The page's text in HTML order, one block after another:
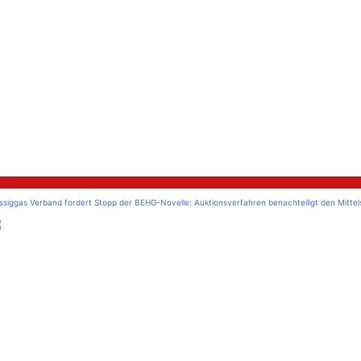
Verband fordert Stopp der BEHG-Novelle: Auktionsverfahren benachteiligt den